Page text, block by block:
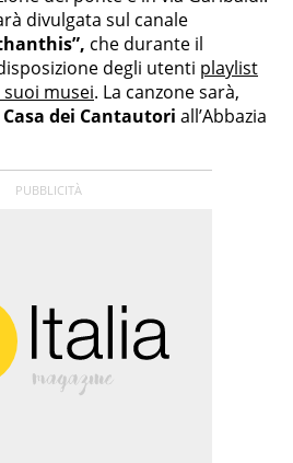
divulgata sul canale
che durante il
degli utenti playlist
suoi musei. La canzone sarà,
Casa dei Cantautori all’Abbazia